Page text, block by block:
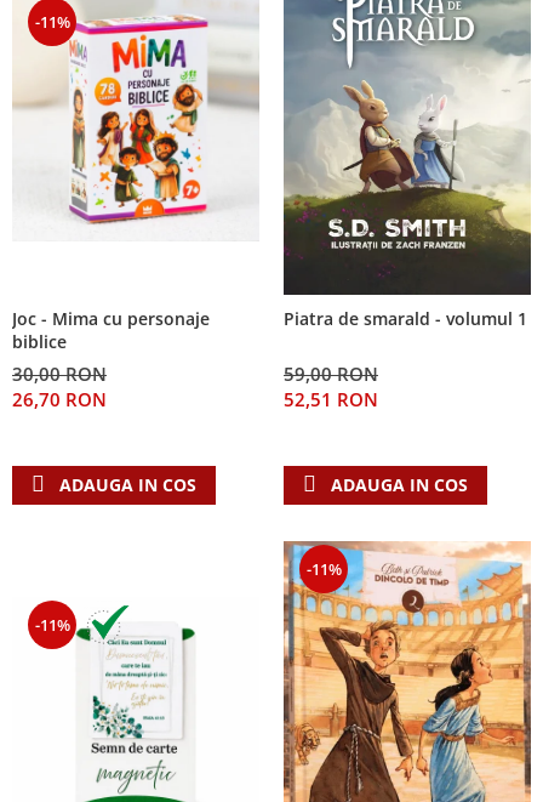
-11%
Joc - Mima cu personaje
biblice
30,00 RON
26,70 RON
ADAUGA IN COS
Piatra de smarald - volumul 1
59,00 RON
52,51 RON
ADAUGA IN COS
-11%
-11%